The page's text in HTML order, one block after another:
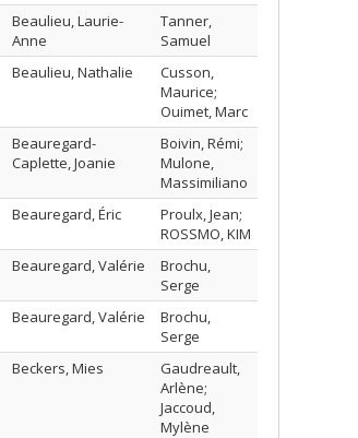
Beaulieu, Laurie-
Anne
Tanner,
Samuel
Beaulieu, Nathalie
Cusson,
Maurice;
Ouimet, Marc
Beauregard-
Caplette, Joanie
Boivin, Rémi;
Mulone,
Massimiliano
Beauregard, Éric
Proulx, Jean;
ROSSMO, KIM
Beauregard, Valérie
Brochu,
Serge
Beauregard, Valérie
Brochu,
Serge
Beckers, Mies
Gaudreault,
Arlène;
Jaccoud,
Mylène